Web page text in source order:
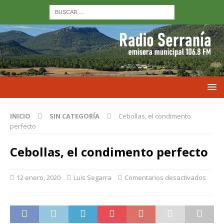
INICIO SIN CATEGORÍA
Cebollas, el condimento
perfecto
Cebollas, el condimento perfecto
12 enero, 2020 Luis Segarra Comentarios desactivados